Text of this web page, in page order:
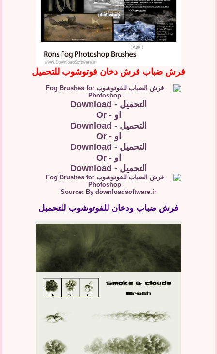
فرش ضباب فرش دخان فوتوشوب للتحميل
التحميل - Download
او - Or
التحميل - Download
او - Or
التحميل - Download
او - Or
التحميل - Download
Source: By downloadsoftware.ir
فرش ضباب ودخان للفوتوشوب للتحميل